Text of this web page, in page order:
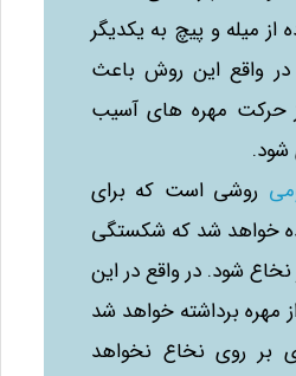
از میله و پیچ به یکدیگر
واقع این روش باعث
حرکت مهره‌ های آسیب
شود.
روشی است که برای
خواهد شد که شکستگی
شود. در واقع در این
برداشته خواهد شد
بر روی نخاع نخواهد